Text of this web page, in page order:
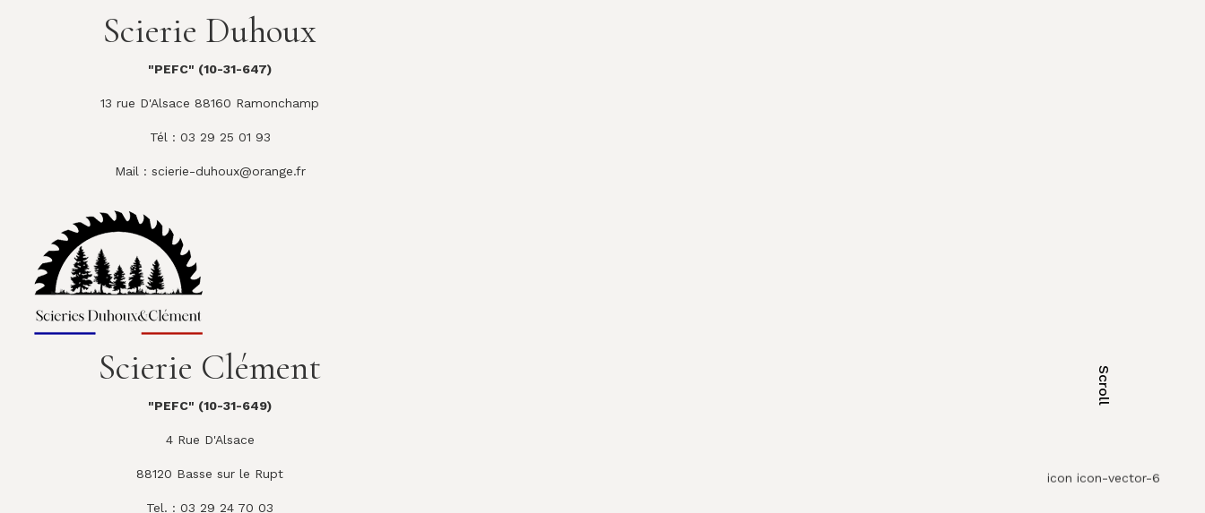
Scroll
icon icon-vector-6
Scierie Duhoux
"PEFC" (10-31-647)
13 rue D'Alsace 88160 Ramonchamp
Tél : 03 29 25 01 93
Mail : scierie-duhoux@orange.fr
Scierie Clément
"PEFC" (10-31-649)
4 Rue D'Alsace
88120 Basse sur le Rupt
Tel. : 03 29 24 70 03